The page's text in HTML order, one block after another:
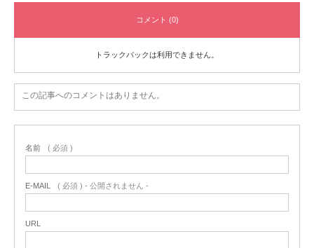
コメント (0)
トラックバックは利用できません。
この記事へのコメントはありません。
名前 ( 必須 )
E-MAIL ( 必須 ) - 公開されません -
URL